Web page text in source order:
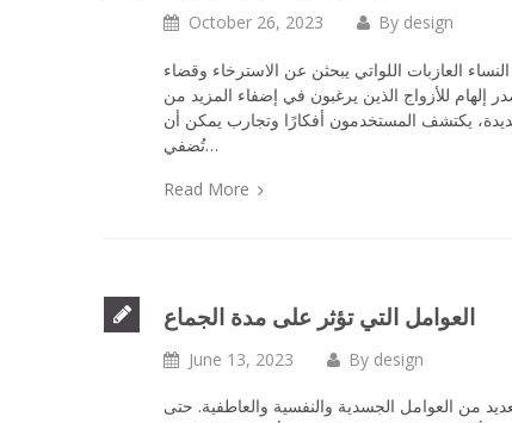
October 26, 2023 By design
العازبات اللواتي يبحثن عن الاسترخاء وقضاء
للأزواج الذين يرغبون في إضفاء المزيد من
يكتشف المستخدمون أفكارًا وتجارب يمكن أن
تُضفي…
Read More
العوامل التي تؤثر على مدة الجماع
June 13, 2023 By design
من العوامل الجسدية والنفسية والعاطفية. حتى